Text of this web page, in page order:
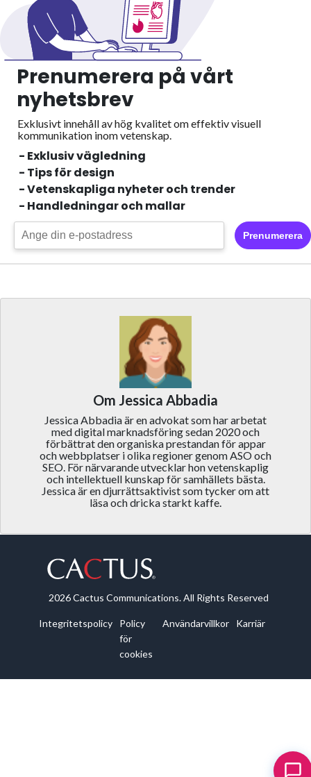
Prenumerera på vårt
nyhetsbrev
Exklusivt innehåll av hög kvalitet om effektiv visuell
kommunikation inom vetenskap.
- Exklusiv vägledning
- Tips för design
- Vetenskapliga nyheter och trender
- Handledningar och mallar
Prenumerera
Om Jessica Abbadia
Jessica Abbadia är en advokat som har arbetat
med digital marknadsföring sedan 2020 och
förbättrat den organiska prestandan för appar
och webbplatser i olika regioner genom ASO och
SEO. För närvarande utvecklar hon vetenskaplig
och intellektuell kunskap för samhällets bästa.
Jessica är en djurrättsaktivist som tycker om att
läsa och dricka starkt kaffe.
2026 Cactus Communications. All Rights Reserved
Integritetspolicy
Policy
för
cookies
Användarvillkor Karriär